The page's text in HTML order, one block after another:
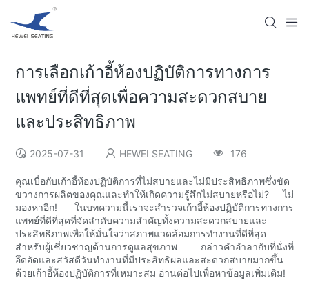
การเลือกเก้าอี้ห้องปฏิบัติการทางการ
แพทย์ที่ดีที่สุดเพื่อความสะดวกสบาย
และประสิทธิภาพ
2025-07-31 HEWEI SEATING 176
คุณเบื่อกับเก้าอี้ห้องปฏิบัติการที่ไม่สบายและไม่มีประสิทธิภาพซึ่งขัด
ขวางการผลิตของคุณและทำให้เกิดความรู้สึกไม่สบายหรือไม่? ไม่
มองหาอีก! ในบทความนี้เราจะสำรวจเก้าอี้ห้องปฏิบัติการทางการ
แพทย์ที่ดีที่สุดที่จัดลำดับความสำคัญทั้งความสะดวกสบายและ
ประสิทธิภาพเพื่อให้มั่นใจว่าสภาพแวดล้อมการทำงานที่ดีที่สุด
สำหรับผู้เชี่ยวชาญด้านการดูแลสุขภาพ กล่าวคำอำลากับที่นั่งที่
อึดอัดและสวัสดีวันทำงานที่มีประสิทธิผลและสะดวกสบายมากขึ้น
ด้วยเก้าอี้ห้องปฏิบัติการที่เหมาะสม อ่านต่อไปเพื่อหาข้อมูลเพิ่มเติม!